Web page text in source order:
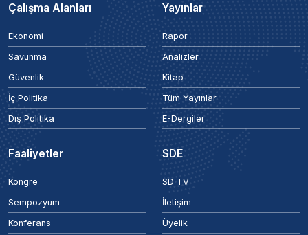
Çalışma Alanları
Ekonomi
Savunma
Güvenlik
İç Politika
Dış Politika
Yayınlar
Rapor
Analizler
Kitap
Tüm Yayınlar
E-Dergiler
Faaliyetler
Kongre
Sempozyum
Konferans
SDE
SD TV
İletişim
Üyelik